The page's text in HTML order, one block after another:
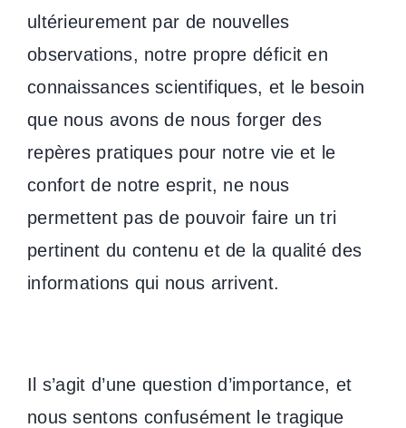
ultérieurement par de nouvelles
observations, notre propre déficit en
connaissances scientifiques, et le besoin
que nous avons de nous forger des
repères pratiques pour notre vie et le
confort de notre esprit, ne nous
permettent pas de pouvoir faire un tri
pertinent du contenu et de la qualité des
informations qui nous arrivent.
Il s’agit d’une question d’importance, et
nous sentons confusément le tragique